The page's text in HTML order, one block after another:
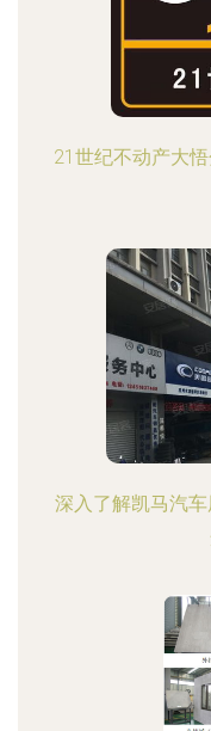
21世纪不动产大
深入了解凯马汽